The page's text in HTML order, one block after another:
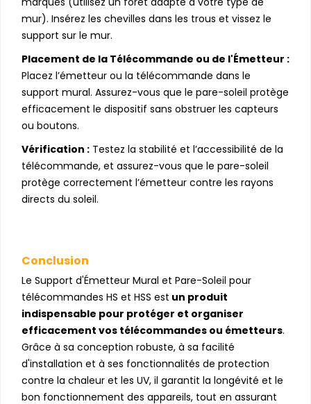
mur). Insérez les chevilles dans les trous et vissez le
support sur le mur.
Placement de la Télécommande ou de l'Émetteur :
Placez l’émetteur ou la télécommande dans le
support mural. Assurez-vous que le pare-soleil protège
efficacement le dispositif sans obstruer les capteurs
ou boutons.
Vérification : Testez la stabilité et l’accessibilité de la
télécommande, et assurez-vous que le pare-soleil
protège correctement l’émetteur contre les rayons
directs du soleil.
Conclusion
Le Support d'Émetteur Mural et Pare-Soleil pour
télécommandes HS et HSS est un produit
indispensable pour protéger et organiser
efficacement vos télécommandes ou émetteurs.
Grâce à sa conception robuste, à sa facilité
d'installation et à ses fonctionnalités de protection
contre la chaleur et les UV, il garantit la longévité et le
bon fonctionnement des appareils, tout en assurant